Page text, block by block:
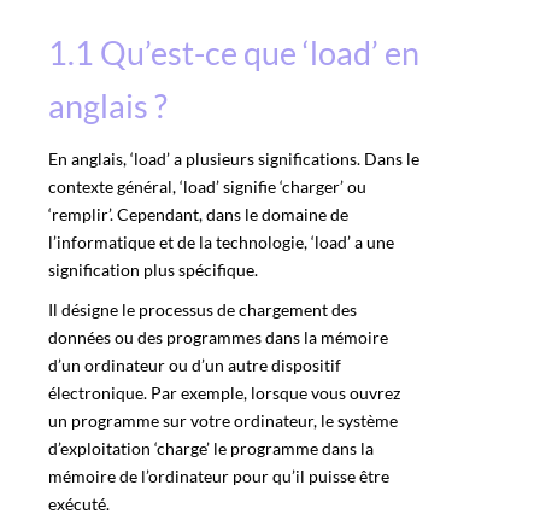
1.1 Qu’est-ce que ‘load’ en
anglais ?
En anglais, ‘load’ a plusieurs significations. Dans le
contexte général, ‘load’ signifie ‘charger’ ou
‘remplir’. Cependant, dans le domaine de
l’informatique et de la technologie, ‘load’ a une
signification plus spécifique.
Il désigne le processus de chargement des
données ou des programmes dans la mémoire
d’un ordinateur ou d’un autre dispositif
électronique. Par exemple, lorsque vous ouvrez
un programme sur votre ordinateur, le système
d’exploitation ‘charge’ le programme dans la
mémoire de l’ordinateur pour qu’il puisse être
exécuté.